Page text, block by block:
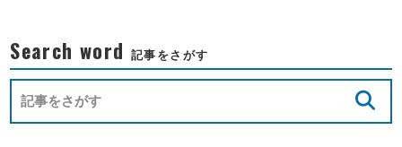
Search word 記事をさがす